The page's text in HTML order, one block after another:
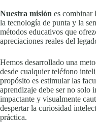
Nuestra misión es combinar
la tecnología de punta y la
métodos educativos que
apreciaciones reales del
Hemos desarrollado una
desde cualquier teléfono
propósito es estimular las
aprendizaje debe ser no solo
impactante y visualmente
despertar la curiosidad
práctica.